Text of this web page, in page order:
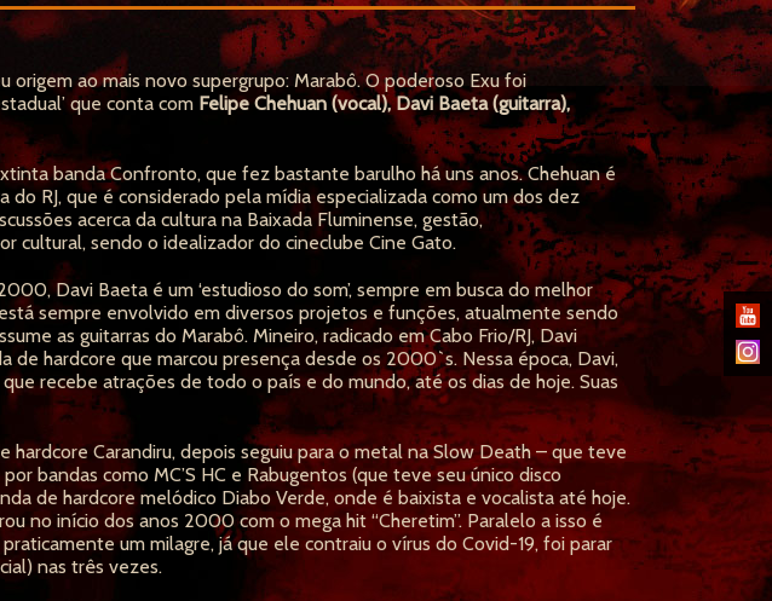
ao mais novo supergrupo: Marabô. O poderoso Exu foi
que conta com Felipe Chehuan (vocal), Davi Baeta (guitarra),
banda Confronto, que fez bastante barulho há uns anos. Chehuan é
RJ, que é considerado pela mídia especializada como um dos dez
acerca da cultura na Baixada Fluminense, gestão,
cultural, sendo o idealizador do cineclube Cine Gato.
Davi Baeta é um ‘estudioso do som’, sempre em busca do melhor
sempre envolvido em diversos projetos e funções, atualmente sendo
as guitarras do Marabô. Mineiro, radicado em Cabo Frio/RJ, Davi
de hardcore que marcou presença desde os 2000`s. Nessa época, Davi,
recebe atrações de todo o país e do mundo, até os dias de hoje. Suas
hardcore Carandiru, depois seguiu para o metal na Slow Death – que teve
bandas como MC’S HC e Rabugentos (que teve seu único disco
de hardcore melódico Diabo Verde, onde é baixista e vocalista até hoje.
no início dos anos 2000 com o mega hit “Cheretim”. Paralelo a isso é
um milagre, já que ele contraiu o vírus do Covid-19, foi parar
nas três vezes.